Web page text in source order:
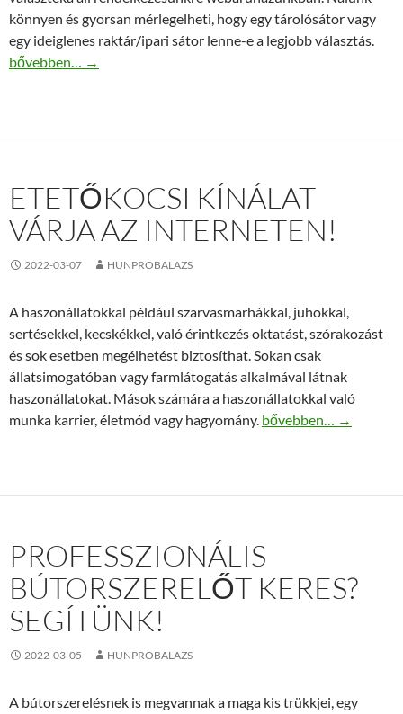
könnyen és gyorsan mérlegelheti, hogy egy tárolósátor vagy
egy ideiglenes raktár/ipari sátor lenne-e a legjobb választás.
Óriási géptároló kínálat online!
bővebben… →
ETETŐKOCSI KÍNÁLAT
VÁRJA AZ INTERNETEN!
2022-03-07 HUNPROBALAZS
A haszonállatokkal például szarvasmarhákkal, juhokkal,
sertésekkel, kecskékkel, való érintkezés oktatást, szórakozást
és sok esetben megélhetést biztosíthat. Sokan csak
állatsimogatóban vagy farmlátogatás alkalmával látnak
haszonállatokat. Mások számára a haszonállatokkal való
munka karrier, életmód vagy hagyomány. Etetőkocsi kínálat
bővebben… →
PROFESSZIONÁLIS
BÚTORSZERELŐT KERES?
SEGÍTÜNK!
2022-03-05 HUNPROBALAZS
A bútorszerelésnek is megvannak a maga kis trükkjei, egy